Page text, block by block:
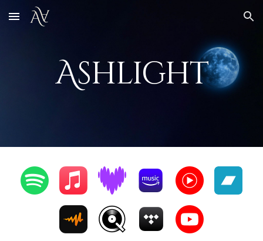
Skip to main content Skip to navigation
Ashlight